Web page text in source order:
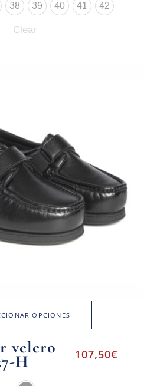
38 39 40 41 42
Clear
OPCIONES
velcro
H 107,50€